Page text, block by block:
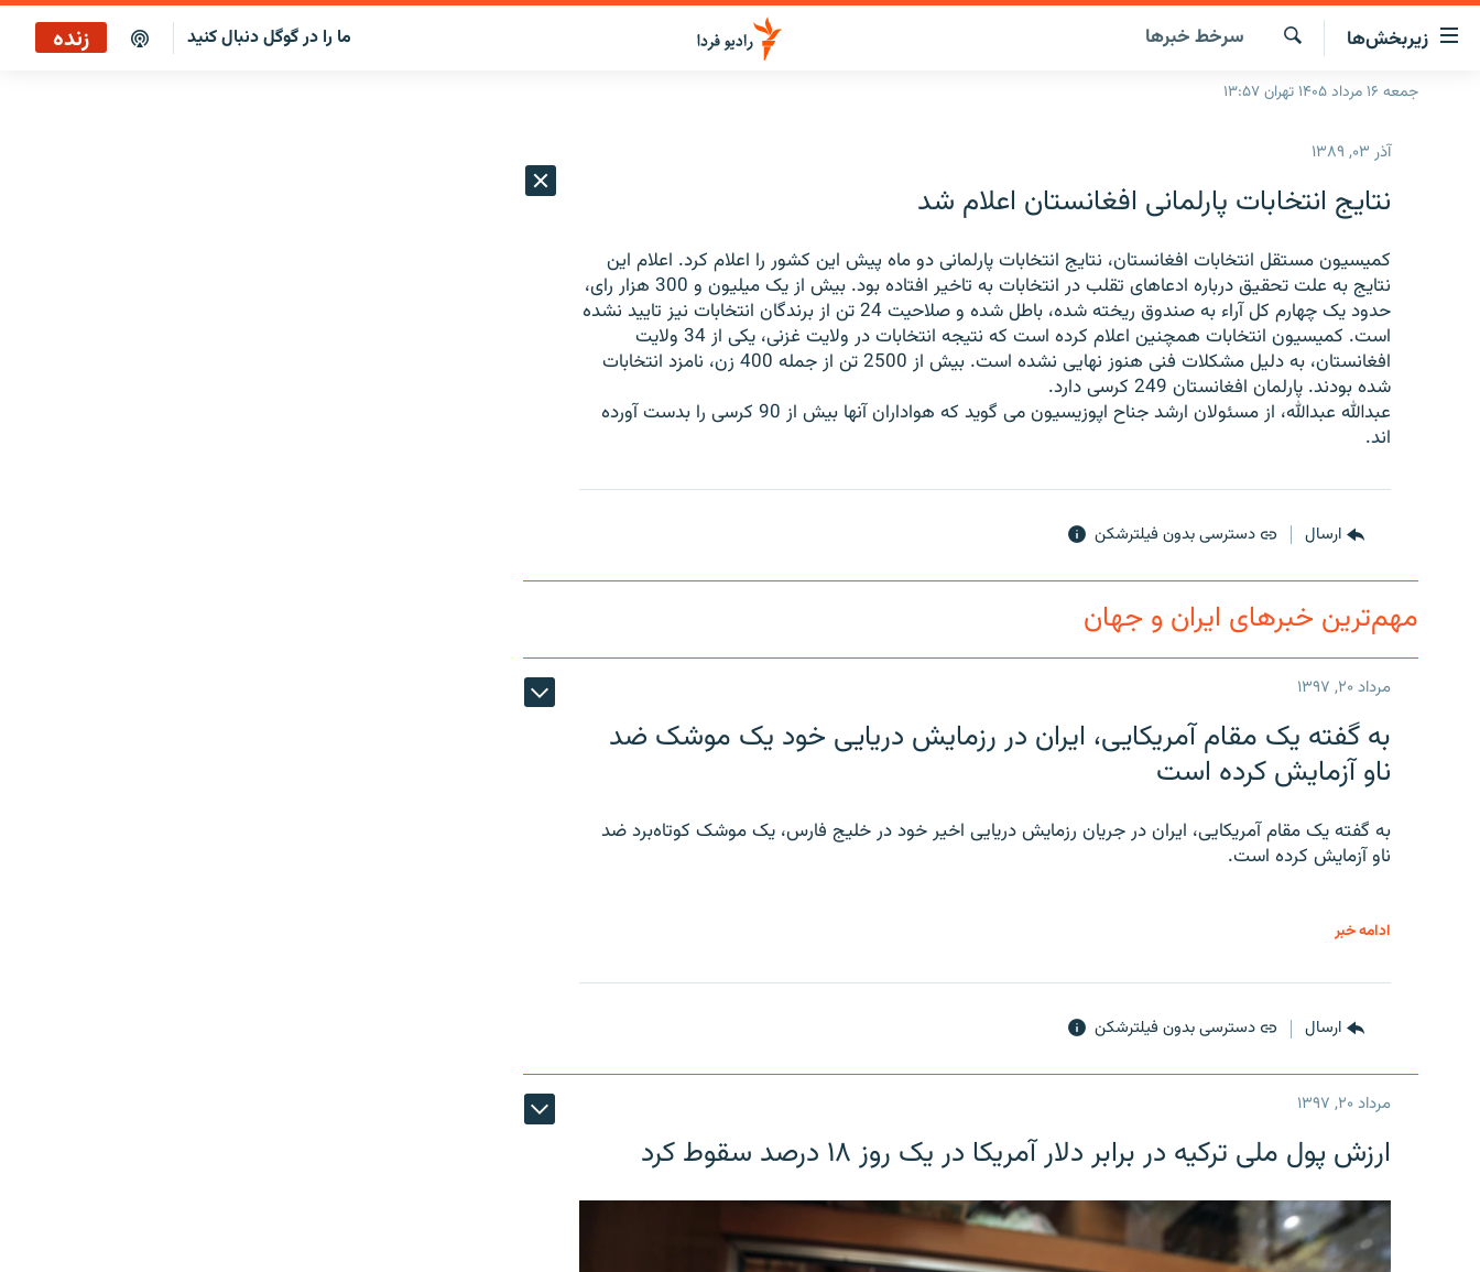
لینک‌های
قابلیت
دسترسی
زیربخش‌ها
صفحه اصلی
انتخاب کنید و بشنوید
برنامه‌های رادیویی
فرکانس‌ها
چندرسانه‌ای
گزارش‌های تصویری
گزارش‌های ویدئویی
جستجو
سرخط‌ خبرها ما را در گوگل دنبال کنید زنده
جمعه ۱۶ مرداد ۱۴۰۵ تهران ۱۳:۵۷
آذر ۰۳, ۱۳۸۹
نتایج انتخابات پارلمانی افغانستان اعلام شد
کمیسیون مستقل انتخابات افغانستان، نتایج انتخابات پارلمانی دو ماه پیش این کشور را اعلام کرد. اعلام این
نتایج به علت تحقیق درباره ادعاهای تقلب در انتخابات به تاخیر افتاده بود. بیش از یک میلیون و 300 هزار رای،
حدود یک چهارم کل آراء به صندوق ریخته شده، باطل شده و صلاحیت 24 تن از برندگان انتخابات نیز تایید نشده
است. کمیسیون انتخابات همچنین اعلام کرده است که نتیجه انتخابات در ولایت غزنی، یکی از 34 ولایت
افغانستان، به دلیل مشکلات فنی هنوز نهایی نشده است. بیش از 2500 تن از جمله 400 زن، نامزد انتخابات
شده بودند. پارلمان افغانستان 249 کرسی دارد.
عبدالله عبدالله، از مسئولان ارشد جناح اپوزیسیون می گوید که هواداران آنها بیش از 90 کرسی را بدست آورده
اند.
ارسال دسترسی بدون فیلترشکن
مهم‌ترین خبرهای ایران و جهان
مرداد ۲۰, ۱۳۹۷
به گفته یک مقام آمریکایی، ایران در رزمایش دریایی خود یک موشک ضد
ناو آزمایش کرده است
به گفته یک مقام آمریکایی، ایران در جریان رزمایش دریایی اخیر خود در خلیج فارس، یک موشک کوتاه‌برد ضد
ناو آزمایش کرده است.
ادامه خبر
ارسال دسترسی بدون فیلترشکن
مرداد ۲۰, ۱۳۹۷
ارزش پول ملی ترکیه در برابر دلار آمریکا در یک روز ۱۸ درصد سقوط کرد